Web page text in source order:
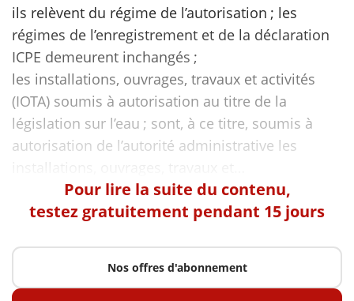
ils relèvent du régime de l’autorisation ; les
régimes de l’enregistrement et de la déclaration
ICPE demeurent inchangés ;
les installations, ouvrages, travaux et activités
(IOTA) soumis à autorisation au titre de la
législation sur l’eau ; sont, à ce titre, soumis à
autorisation de l’autorité administrative les
Pour lire la suite du contenu,
testez gratuitement pendant 15 jours
Nos offres d'abonnement